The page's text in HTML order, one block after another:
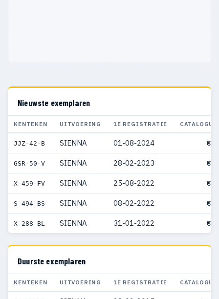
Nieuwste exemplaren
KENTEKEN UITVOERING 1E REGISTRATIE
JJZ-42-B SIENNA 01-08-2024 €
GSR-50-V SIENNA 28-02-2023 €
X-459-FV SIENNA 25-08-2022 €
S-494-BS SIENNA 08-02-2022 €
X-288-BL SIENNA 31-01-2022 €
Duurste exemplaren
KENTEKEN UITVOERING 1E REGISTRATIE